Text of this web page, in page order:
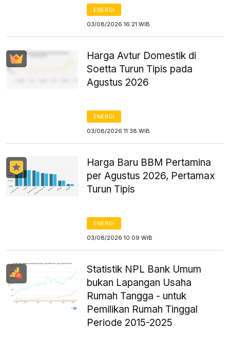
ENERGI
03/08/2026 16:21 WIB
Harga Avtur Domestik di
Soetta Turun Tipis pada
Agustus 2026
ENERGI
03/08/2026 11:38 WIB
Harga Baru BBM Pertamina
per Agustus 2026, Pertamax
Turun Tipis
ENERGI
03/08/2026 10:09 WIB
Statistik NPL Bank Umum
bukan Lapangan Usaha
Rumah Tangga - untuk
Pemilikan Rumah Tinggal
Periode 2015-2025